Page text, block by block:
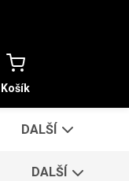
Košík
DALŠÍ
DALŠÍ